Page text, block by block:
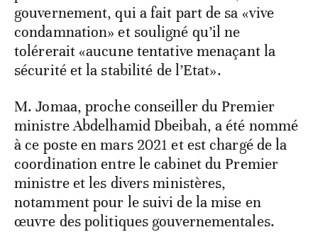
gouvernement, qui a fait part de sa «vive
condamnation» et souligné qu’il ne
tolérerait «aucune tentative menaçant la
sécurité et la stabilité de l’Etat».
M. Jomaa, proche conseiller du Premier
ministre Abdelhamid Dbeibah, a été nommé
à ce poste en mars 2021 et est chargé de la
coordination entre le cabinet du Premier
ministre et les divers ministères,
notamment pour le suivi de la mise en
œuvre des politiques gouvernementales.